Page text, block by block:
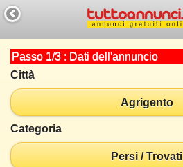
Passo 1/3 : Dati dell'annuncio
Città
Agrigento
Categoria
Persi / Trovati